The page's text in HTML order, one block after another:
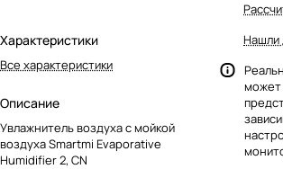
Характеристики
Все характеристики
Описание
Увлажнитель воздуха с мойкой
воздуха Smartmi Evaporative
Humidifier 2, CN
Нашли
может